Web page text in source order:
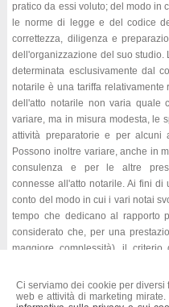
Ci serviamo dei cookie per diversi
web e attività di marketing
pratico da essi voluto; del modo in
le norme di legge e del codice
correttezza, diligenza e
dell'organizzazione del suo studio.
determinata esclusivamente dal
notarile è una tariffa
dell'atto notarile non varia quale
variare, ma in misura modesta, le
attività preparatorie e per alcuni
Possono inoltre variare, anche in
consulenza e per le altre
connesse all'atto notarile. Ai fini
conto del modo in cui i vari notai
tempo che dedicano al rapporto
considerato che, per una
maggiore complessità), il